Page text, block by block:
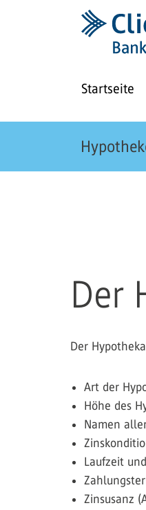
Startseite
Der
Der
Art der
Höhe des
Namen
Laufzeit
Zinsusanz